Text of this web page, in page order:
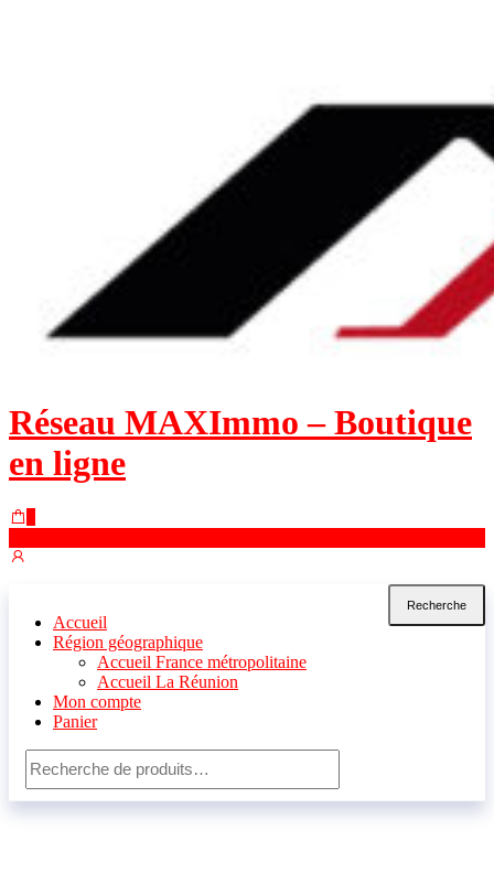
Réseau MAXImmo – Boutique
en ligne
Accueil
Région géographique
Accueil France métropolitaine
Accueil La Réunion
Mon compte
Panier
pour :
Recherche